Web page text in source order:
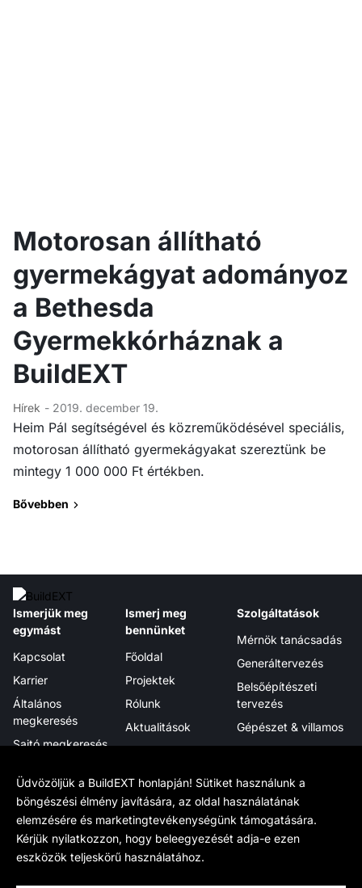
Motorosan állítható
gyermekágyat adományoz
a Bethesda
Gyermekkórháznak a
BuildEXT
Hírek - 2019. december 19.
Heim Pál segítségével és közreműködésével speciális,
motorosan állítható gyermekágyakat szereztünk be
mintegy 1 000 000 Ft értékben.
Bővebben
Ismerjük meg
egymást
Kapcsolat
Karrier
Általános
megkeresés
Sajtó megkeresés
Ismerj meg
bennünket
Főoldal
Projektek
Rólunk
Aktualitások
elismerések
Szolgáltatások
Mérnök tanácsadás
Generáltervezés
Belsőépítészeti
tervezés
Gépészet & villamos
Tudj meg többet
Munkamódszerünk
Hivatalos
Adatkezelés
Kövess minket
LinkedIn
Üdvözöljük a BuildEXT honlapján! Sütiket használunk a
böngészési élmény javítására, az oldal használatának
elemzésére és marketingtevékenységünk támogatására.
Kérjük nyilatkozzon, hogy beleegyezését adja-e ezen
eszközök teljeskörű használatához.